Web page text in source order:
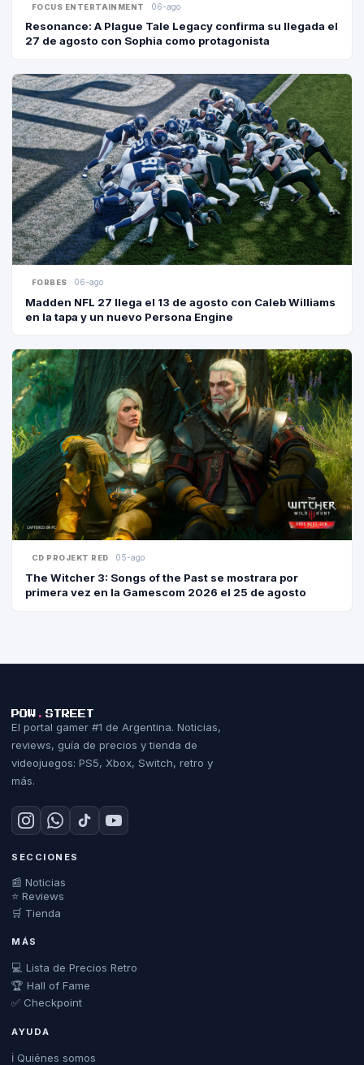
FOCUS ENTERTAINMENT 06-ago
Resonance: A Plague Tale Legacy confirma su llegada el
27 de agosto con Sophia como protagonista
FORBES 06-ago
Madden NFL 27 llega el 13 de agosto con Caleb Williams
en la tapa y un nuevo Persona Engine
CD PROJEKT RED 05-ago
The Witcher 3: Songs of the Past se mostrara por
primera vez en la Gamescom 2026 el 25 de agosto
POW . STREET
El portal gamer #1 de Argentina. Noticias,
reviews, guía de precios y tienda de
videojuegos: PS5, Xbox, Switch, retro y
más.
SECCIONES
📰 Noticias
⭐ Reviews
🛒 Tienda
MÁS
💻 Lista de Precios Retro
🏆 Hall of Fame
✅ Checkpoint
AYUDA
ℹ️ Quiénes somos